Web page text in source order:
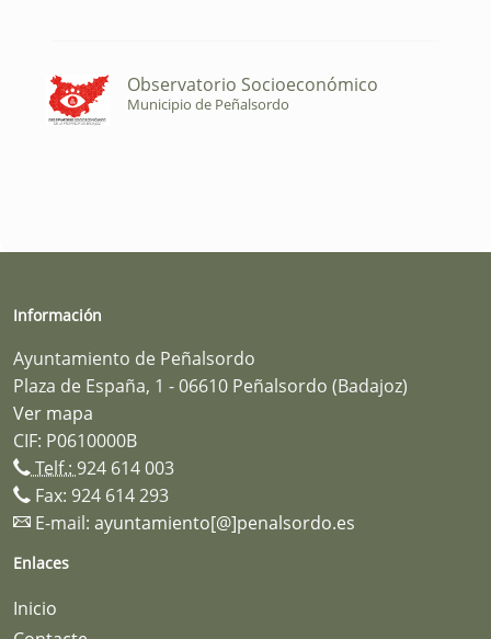
Observatorio Socioeconómico
Municipio de Peñalsordo
Información
Ayuntamiento de Peñalsordo
Plaza de España, 1 - 06610 Peñalsordo (Badajoz)
Ver mapa
CIF: P0610000B
Telf.: 924 614 003
Fax: 924 614 293
E-mail: ayuntamiento[@]penalsordo.es
Enlaces
Inicio